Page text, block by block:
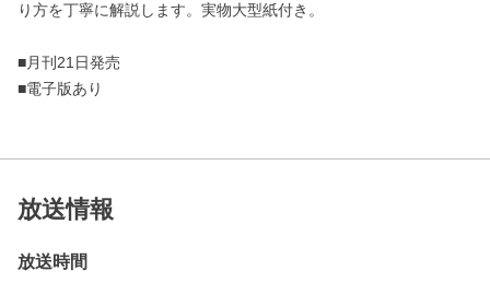
り方を丁寧に解説します。実物大型紙付き。
■月刊21日発売
■電子版あり
放送情報
放送時間